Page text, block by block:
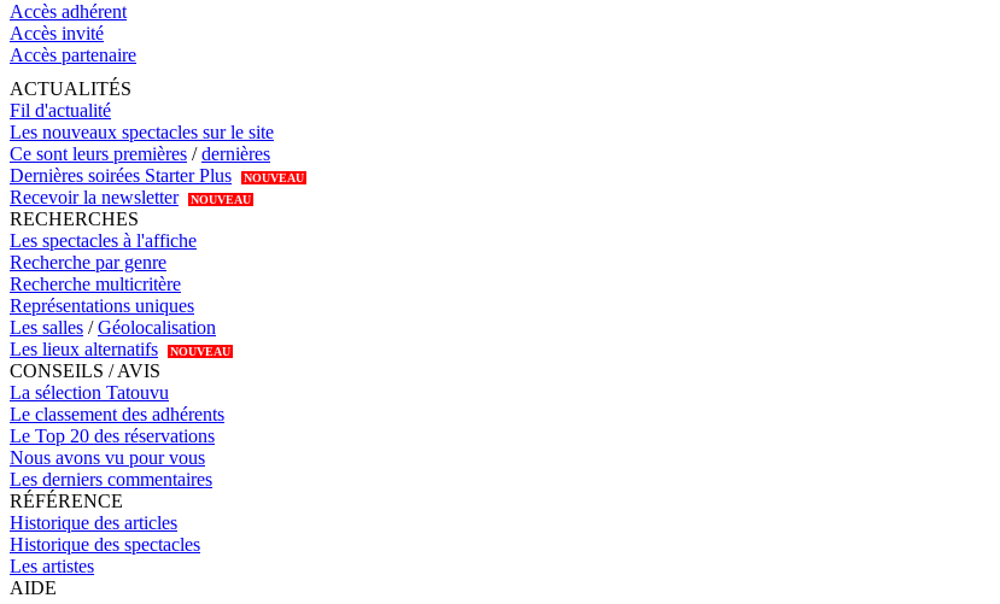
Accès adhérent
Accès invité
Accès partenaire
ACTUALITÉS
Fil d'actualité
Les nouveaux spectacles sur le site
Ce sont leurs premières /dernières
Dernières soirées Starter Plus
NOUVEAU
Recevoir la newsletter NOUVEAU
RECHERCHES
Les spectacles à l'affiche
Recherche par genre
Recherche multicritère
Représentations uniques
Les salles /Géolocalisation
Les lieux alternatifs
NOUVEAU
CONSEILS / AVIS
La sélection Tatouvu
Le classement des adhérents
Le Top 20 des réservations
Nous avons vu pour vous
Les derniers commentaires
RÉFÉRENCE
Historique des articles
Historique des spectacles
Les artistes
AIDE